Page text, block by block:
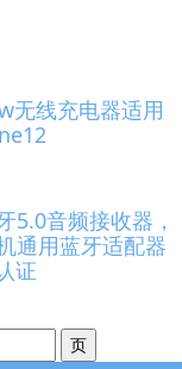
无线充电器适用
5.0音频接收器，
通用蓝牙适配器
证